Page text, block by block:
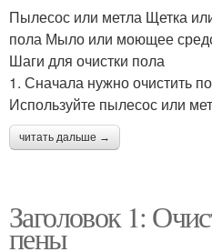
Пылесос или метла Щетка
пола Мыло или моющее
Шаги для очистки пола
1. Сначала нужно очистить
Используйте пылесос или
читать дальше →
Заголовок 1:
пены